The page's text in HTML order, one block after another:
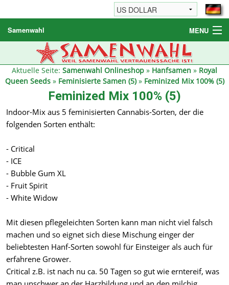
Samenwahl MENU
Hanfsamen
Weitere Produkte
Reseller
Aktuelle Seite: Samenwahl Onlineshop » Hanfsamen » Royal
Queen Seeds» Feminisierte Samen (5)» Feminized Mix 100% (5)
Feminized Mix 100% (5)
Indoor-Mix aus 5 feminisierten Cannabis-Sorten, der die
folgenden Sorten enthält:
- Critical
- ICE
- Bubble Gum XL
- Fruit Spirit
- White Widow
Mit diesen pflegeleichten Sorten kann man nicht viel falsch
machen und so eignet sich diese Mischung einger der
beliebtesten Hanf-Sorten sowohl für Einsteiger als auch für
erfahrene Grower.
Critical z.B. ist nach nu ca. 50 Tagen so gut wie erntereif, was